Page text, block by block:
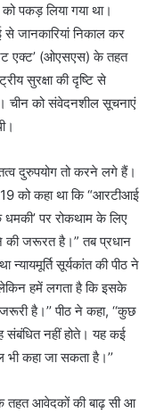
पकड़ लिया गया था।
से जानकारियां निकाल कर
एक्ट’ (ओएसएस) के तहत
सुरक्षा की दृष्टि से
चीन को संवेदनशील सूचनाएं
दुरुपयोग तो करने लगे हैं।
को कहा था कि “आरटीआई
पर रोकथाम के लिए
की जरूरत है।” तब प्रधान
न्यायमूर्ति सूर्यकांत की पीठ ने
हमें लगता है कि इसके
है।’’ पीठ ने कहा, ‘‘कुछ
नहीं होते। यह कई
कहा जा सकता है।’’
तहत आवेदकों की बाढ़ सी आ